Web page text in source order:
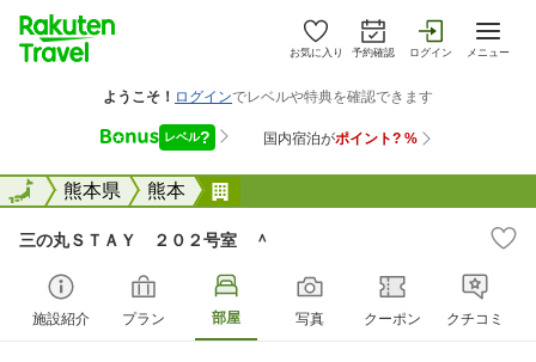
お気に入り 予約確認 ログイン メニュー
全国熊本県 熊本
全国
三の丸ＳＴＡＹ ２０２号室 ＾
施設紹介 プラン 部屋 写真 クーポン クチコミ